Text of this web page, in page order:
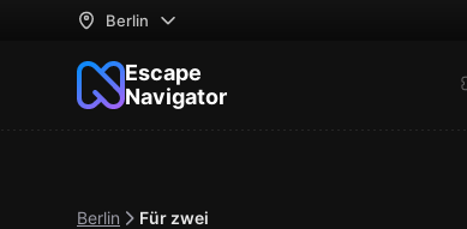
Berlin
Escape
Navigator
Berlin Für zwei